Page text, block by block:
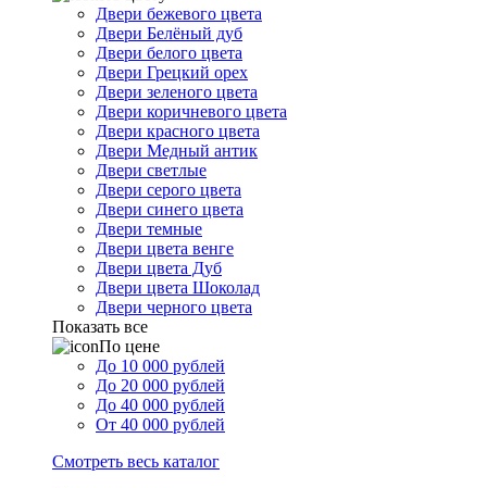
Двери бежевого цвета
Двери Белёный дуб
Двери белого цвета
Двери Грецкий орех
Двери зеленого цвета
Двери коричневого цвета
Двери красного цвета
Двери Медный антик
Двери светлые
Двери серого цвета
Двери синего цвета
Двери темные
Двери цвета венге
Двери цвета Дуб
Двери цвета Шоколад
Двери черного цвета
Показать все
По цене
До 10 000 рублей
До 20 000 рублей
До 40 000 рублей
От 40 000 рублей
Смотреть весь каталог